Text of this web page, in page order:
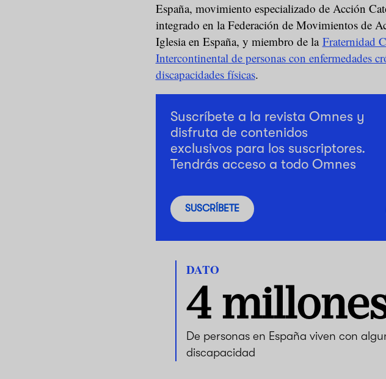
España, movimiento especializado de Acción
integrado en la Federación de Movimientos de
Iglesia en España, y miembro de la Fraternidad
Intercontinental de personas con enfermedades
discapacidades físicas.
Suscríbete a la revista Omnes y
disfruta de contenidos
exclusivos para los suscriptores.
Tendrás acceso a todo Omnes
SUSCRÍBETE
DATO
4
De personas en España viven con
discapacidad